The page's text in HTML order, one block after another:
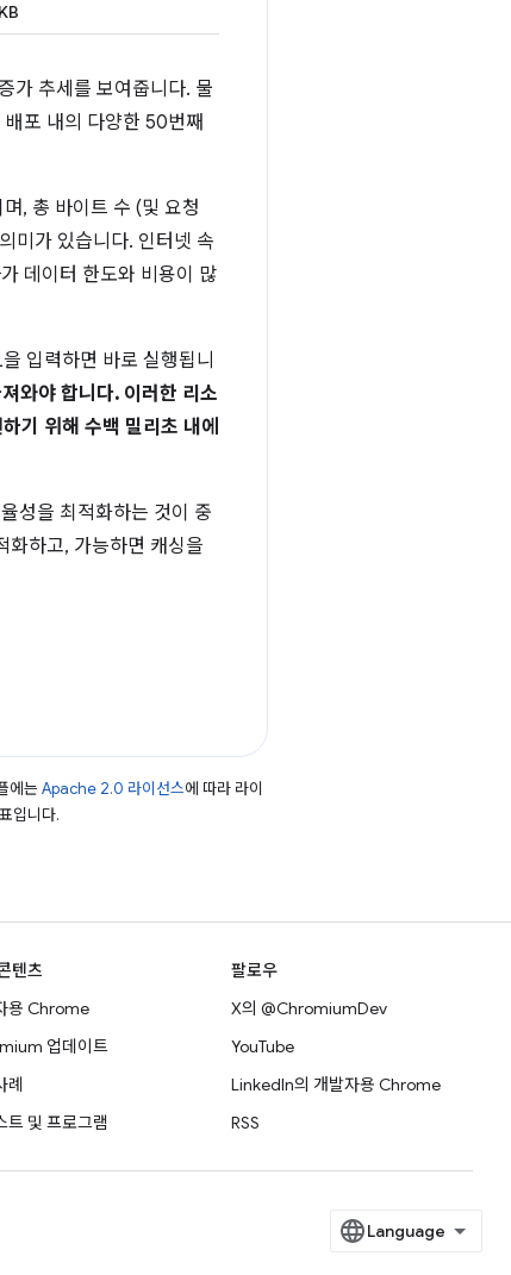
가 추세를 보여줍니다. 물
포 내의 다양한 50번째
, 총 바이트 수 (및 요청
미가 있습니다. 인터넷 속
데이터 한도와 비용이 많
입력하면 바로 실행됩니
와야 합니다. 이러한 리소
기 위해 수백 밀리초 내에
성을 최적화하는 것이 중
화하고, 가능하면 캐싱을
에는 Apache 2.0 라이선스에 따라 라이
입니다.
텐츠
용 Chrome
업데이트
례
트 및 프로그램
팔로우
X의 @ChromiumDev
YouTube
LinkedIn의 개발자용 Chrome
RSS